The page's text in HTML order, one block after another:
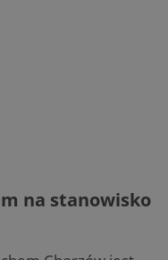
na stanowisko